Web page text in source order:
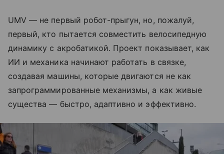
UMV — не первый робот-прыгун, но, пожалуй,
первый, кто пытается совместить велосипедную
динамику с акробатикой. Проект показывает, как
ИИ и механика начинают работать в связке,
создавая машины, которые двигаются не как
запрограммированные механизмы, а как живые
существа — быстро, адаптивно и эффективно.